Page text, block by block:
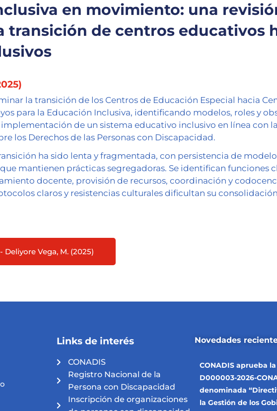
en movimiento: una
transición de centros educativos
la transición de los Centros de Educación Especial hacia
para la Educación Inclusiva, identificando modelos, roles y
de un sistema educativo inclusivo en línea con la
los Derechos de las Personas con Discapacidad.
ha sido lenta y fragmentada, con persistencia de
mantienen prácticas segregadoras. Se identifican funciones
docente, provisión de recursos, coordinación y
claros y resistencias culturales dificultan su
Vega, M. (2025)
Links de interés
CONADIS
Registro Nacional de la
Persona con Discapacidad
Inscripción de organizaciones
Novedades
CONADIS aprueba
D000003-2026-
denominada
la Gestión de los